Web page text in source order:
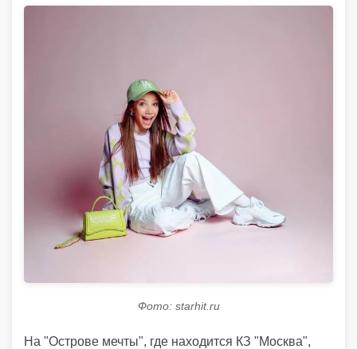
Фото: starhit.ru
На "Острове мечты", где находится КЗ "Москва",